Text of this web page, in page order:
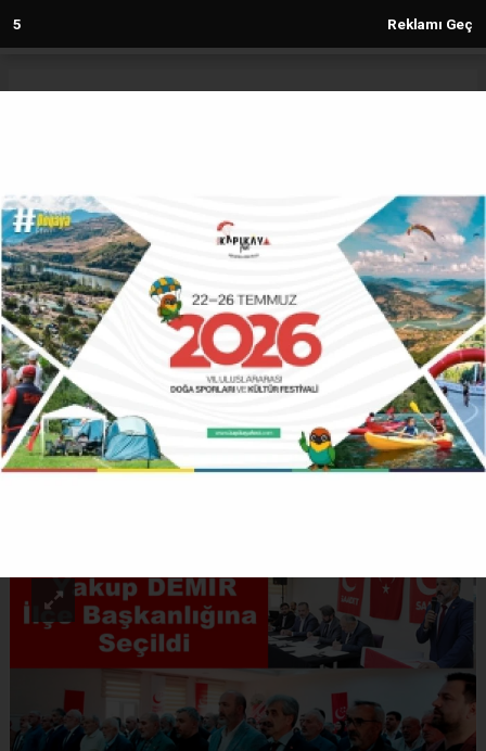
bonusu
bonusu
veren
siteler
5 Reklamı Geç
SIYASET
31.05.2025 - 18:48, Güncelleme: 31.05.2025 - 18:48
Saadet Partisi 19 Mayıs 8. Olağan Kongresi yoğun
katılımla gerçekleştirildi. Tek listeyle girilen
seçimde Yakup Demir, ilçe başkanlığı görevine
seçildi.